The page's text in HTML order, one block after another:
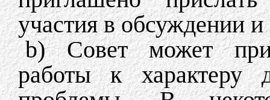
участия в обсуждении и
b) Совет может
работы к характеру